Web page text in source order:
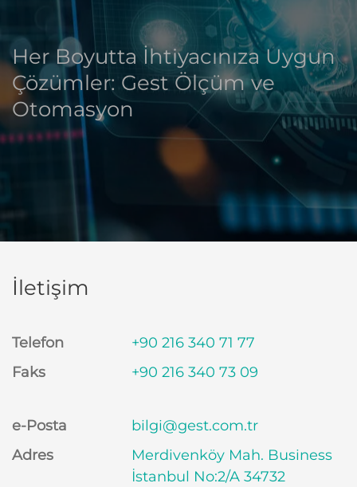
Her Boyutta İhtiyacınıza Uygun
Çözümler: Gest Ölçüm ve
Otomasyon
İletişim
Telefon
+90 216 340 71 77
Faks
+90 216 340 73 09
e-Posta
bilgi@gest.com.tr
Adres
Merdivenköy Mah. Business
İstanbul No:2/A 34732